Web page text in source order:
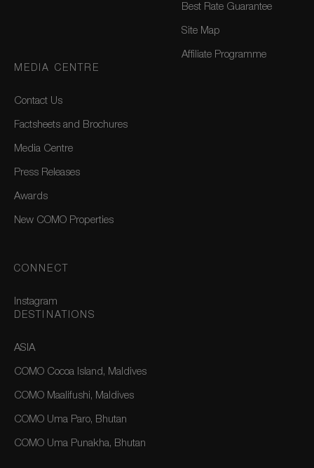
Best Rate Guarantee
Site Map
Affiliate Programme
MEDIA CENTRE
Contact Us
Factsheets and Brochures
Media Centre
Press Releases
Awards
New COMO Properties
CONNECT
Instagram
DESTINATIONS
ASIA
COMO Cocoa Island, Maldives
COMO Maalifushi, Maldives
COMO Uma Paro, Bhutan
COMO Uma Punakha, Bhutan